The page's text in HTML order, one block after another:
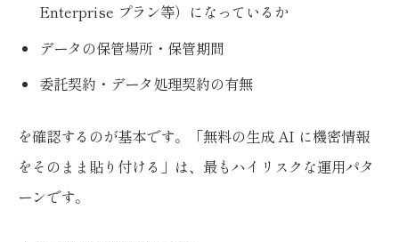
Enterprise プラン等）になっているか
データの保管場所・保管期間
委託契約・データ処理契約の有無
を確認するのが基本です。「無料の生成 AI に機密情報
をそのまま貼り付ける」は、最もハイリスクな運用パタ
ーンです。